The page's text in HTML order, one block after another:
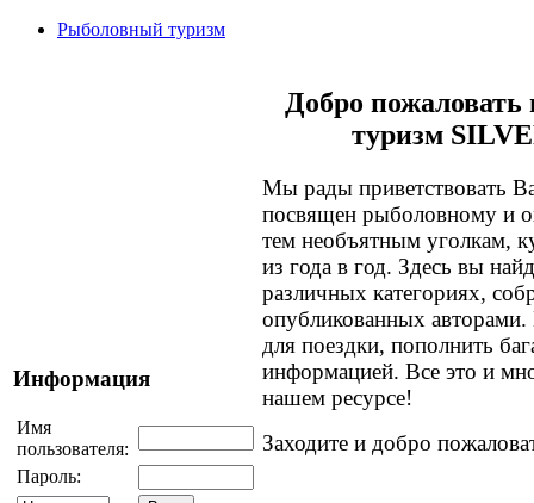
Рыболовный туризм
Информация
Имя
пользователя:
Пароль:
Добро
туризм
Мы рады приветствовать
посвящен рыболовному и
тем необъятным уголкам,
из года в год. Здесь вы
различных категориях,
опубликованных
для поездки, пополнить
информацией. Все это и
нашем ресурсе!
Заходите и добро